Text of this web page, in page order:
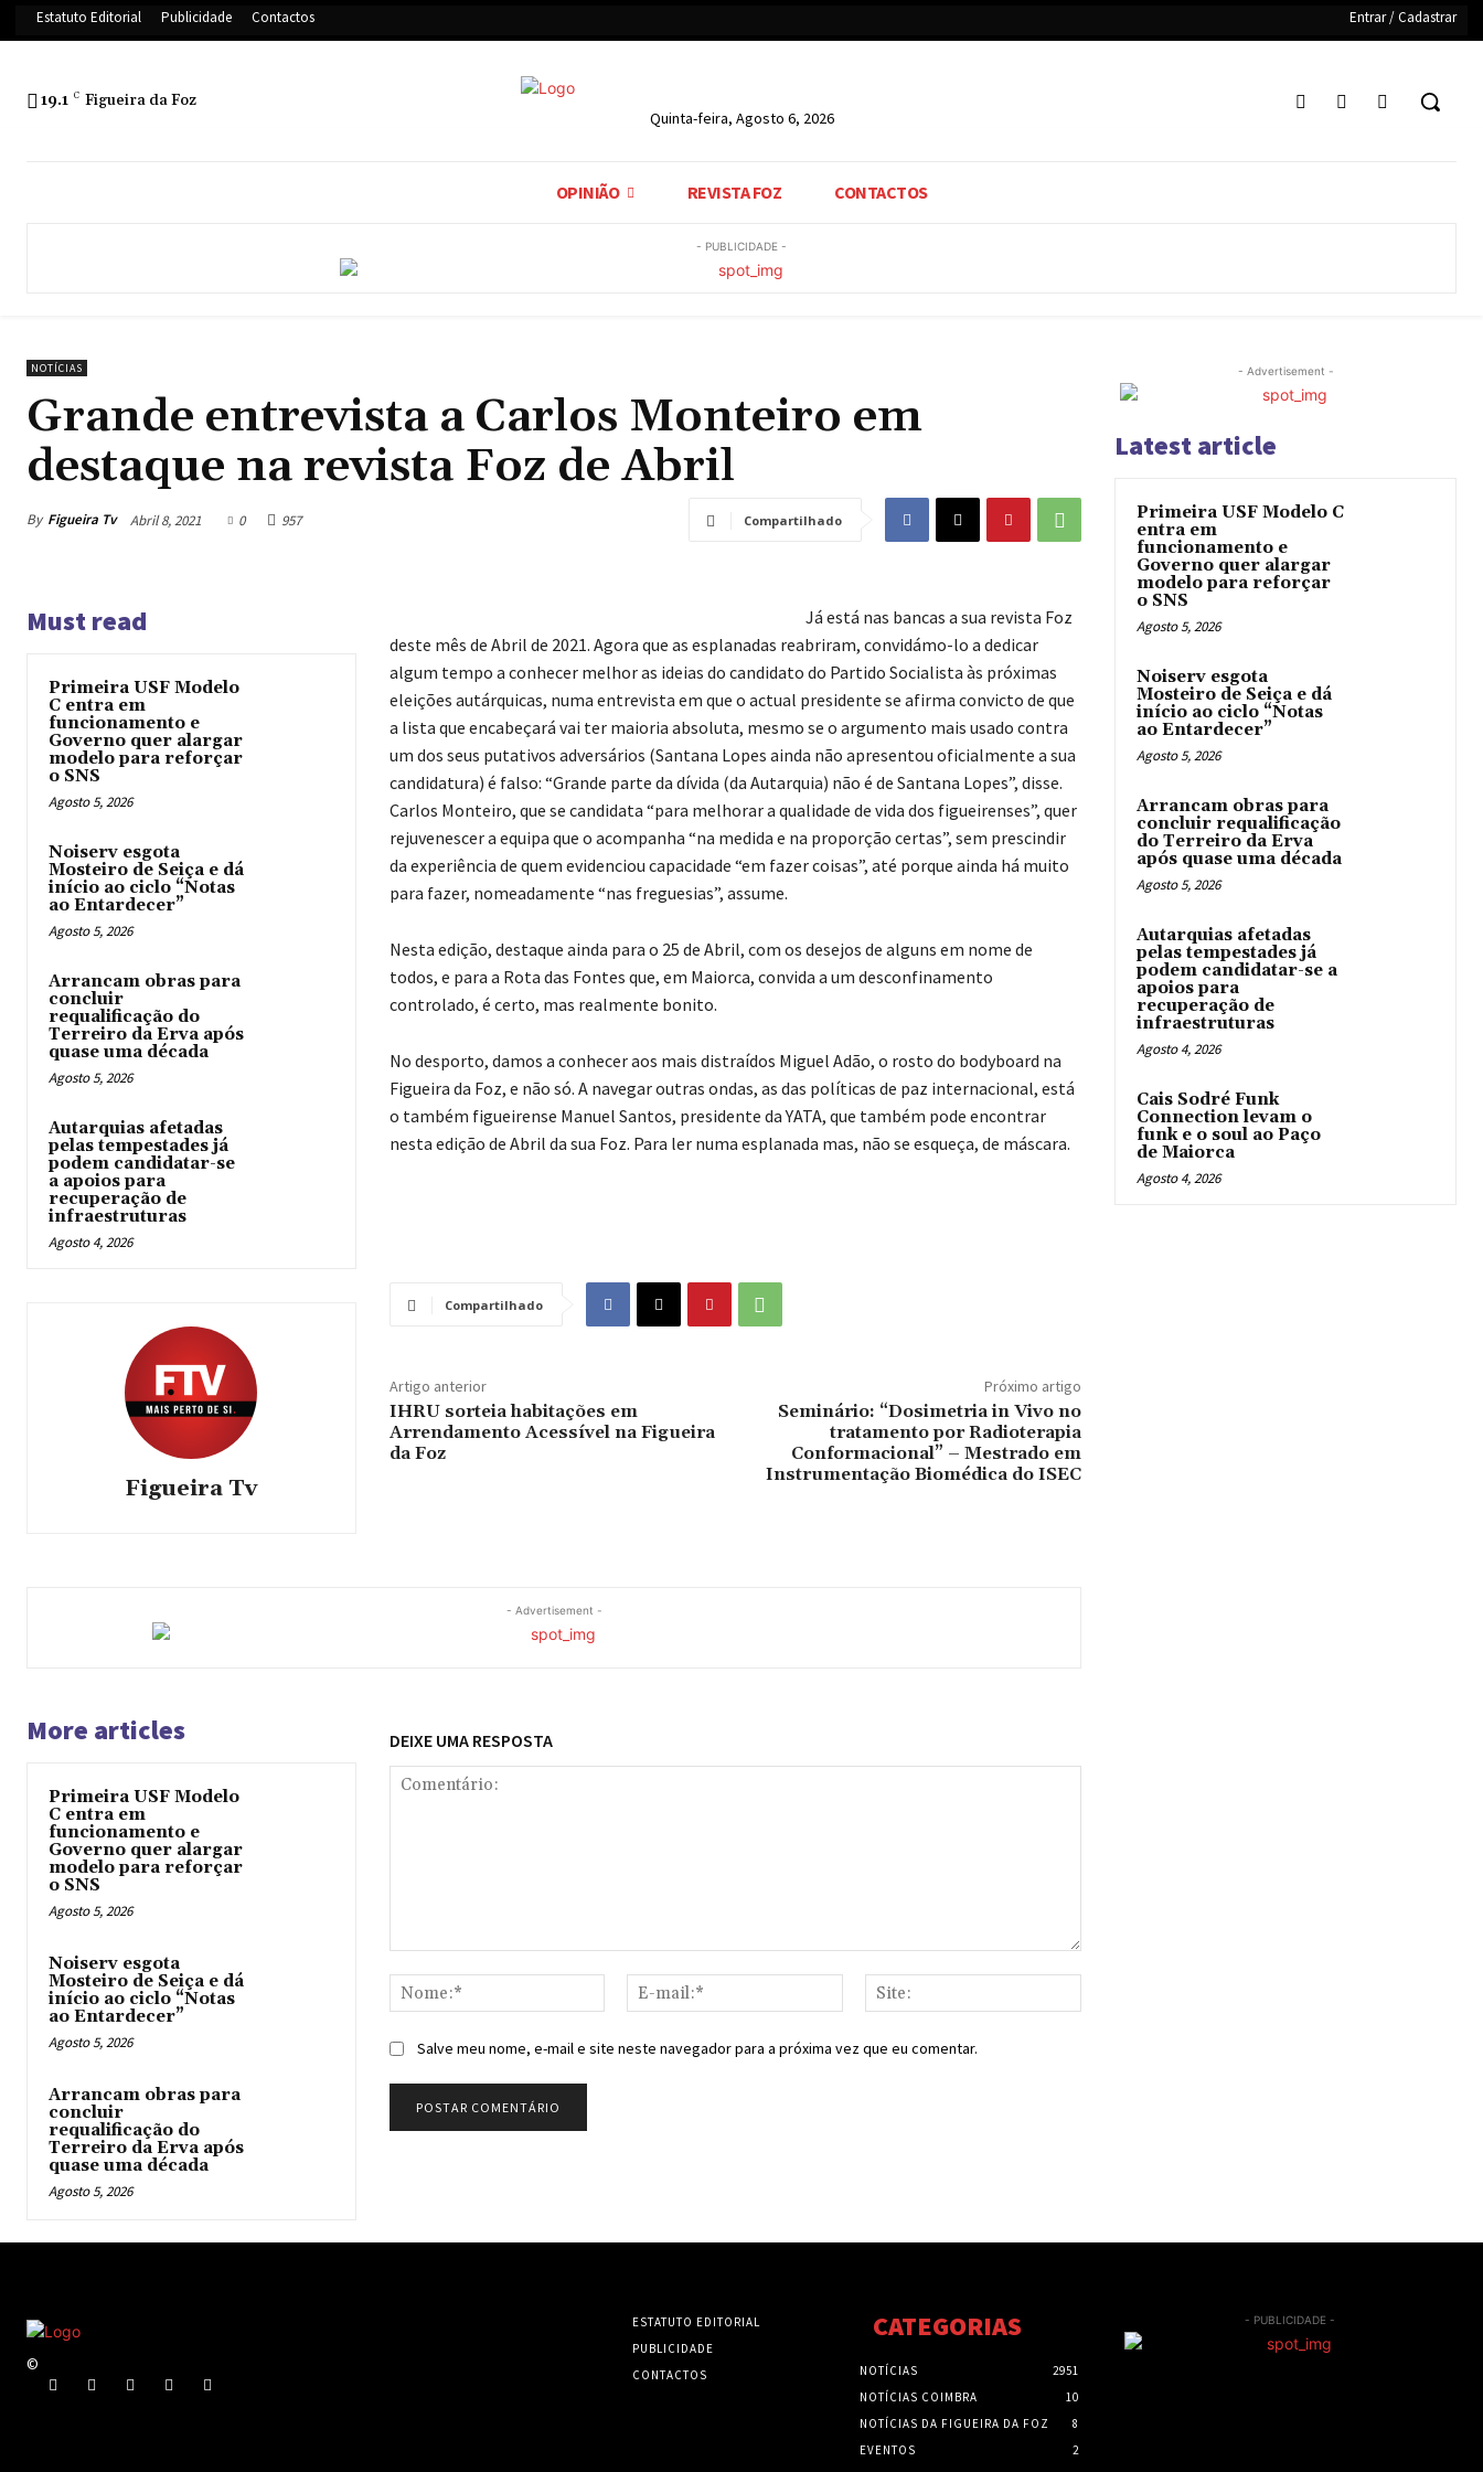
Estatuto Editorial Publicidade Contactos Entrar / Cadastrar
19.1 C Figueira da Foz
Quinta-feira, Agosto 6, 2026
OPINIÃO REVISTA FOZ CONTACTOS
- PUBLICIDADE -
NOTÍCIAS
Grande entrevista a Carlos Monteiro em
destaque na revista Foz de Abril
By Figueira Tv Abril 8, 2021 0 957 Compartilhado
Must read
Primeira USF Modelo
C entra em
funcionamento e
Governo quer alargar
modelo para reforçar
o SNS
Agosto 5, 2026
Noiserv esgota
Mosteiro de Seiça e dá
início ao ciclo “Notas
ao Entardecer”
Agosto 5, 2026
Arrancam obras para
concluir
requalificação do
Terreiro da Erva após
quase uma década
Agosto 5, 2026
Autarquias afetadas
pelas tempestades já
podem candidatar-se
a apoios para
recuperação de
infraestruturas
Agosto 4, 2026
Figueira Tv
Já está nas bancas a sua revista Foz
deste mês de Abril de 2021. Agora que as esplanadas reabriram, convidámo-lo a dedicar
algum tempo a conhecer melhor as ideias do candidato do Partido Socialista às próximas
eleições autárquicas, numa entrevista em que o actual presidente se afirma convicto de que
a lista que encabeçará vai ter maioria absoluta, mesmo se o argumento mais usado contra
um dos seus putativos adversários (Santana Lopes ainda não apresentou oficialmente a sua
candidatura) é falso: “Grande parte da dívida (da Autarquia) não é de Santana Lopes”, disse.
Carlos Monteiro, que se candidata “para melhorar a qualidade de vida dos figueirenses”, quer
rejuvenescer a equipa que o acompanha “na medida e na proporção certas”, sem prescindir
da experiência de quem evidenciou capacidade “em fazer coisas”, até porque ainda há muito
para fazer, nomeadamente “nas freguesias”, assume.
Nesta edição, destaque ainda para o 25 de Abril, com os desejos de alguns em nome de
todos, e para a Rota das Fontes que, em Maiorca, convida a um desconfinamento
controlado, é certo, mas realmente bonito.
No desporto, damos a conhecer aos mais distraídos Miguel Adão, o rosto do bodyboard na
Figueira da Foz, e não só. A navegar outras ondas, as das políticas de paz internacional, está
o também figueirense Manuel Santos, presidente da YATA, que também pode encontrar
nesta edição de Abril da sua Foz. Para ler numa esplanada mas, não se esqueça, de máscara.
Compartilhado
Artigo anterior
IHRU sorteia habitações em
Arrendamento Acessível na Figueira
da Foz
Próximo artigo
Seminário: “Dosimetria in Vivo no
tratamento por Radioterapia
Conformacional” – Mestrado em
Instrumentação Biomédica do ISEC
- Advertisement -
More articles
Primeira USF Modelo
C entra em
funcionamento e
Governo quer alargar
modelo para reforçar
o SNS
Agosto 5, 2026
Noiserv esgota
Mosteiro de Seiça e dá
início ao ciclo “Notas
ao Entardecer”
Agosto 5, 2026
Arrancam obras para
concluir
requalificação do
Terreiro da Erva após
quase uma década
Agosto 5, 2026
DEIXE UMA RESPOSTA
Nome:*
mail:*
Salve meu nome, e-mail e site neste navegador para a próxima vez que eu comentar.
- Advertisement -
Latest article
Primeira USF Modelo C
entra em
funcionamento e
Governo quer alargar
modelo para reforçar
o SNS
Agosto 5, 2026
Noiserv esgota
Mosteiro de Seiça e dá
início ao ciclo “Notas
ao Entardecer”
Agosto 5, 2026
Arrancam obras para
concluir requalificação
do Terreiro da Erva
após quase uma década
Agosto 5, 2026
Autarquias afetadas
pelas tempestades já
podem candidatar-se a
apoios para
recuperação de
infraestruturas
Agosto 4, 2026
Cais Sodré Funk
Connection levam o
funk e o soul ao Paço
de Maiorca
Agosto 4, 2026
©
ESTATUTO EDITORIAL
PUBLICIDADE
CONTACTOS
CATEGORIAS
NOTÍCIAS
2951
NOTÍCIAS COIMBRA
10
NOTÍCIAS DA FIGUEIRA DA FOZ
8
EVENTOS
2
- PUBLICIDADE -